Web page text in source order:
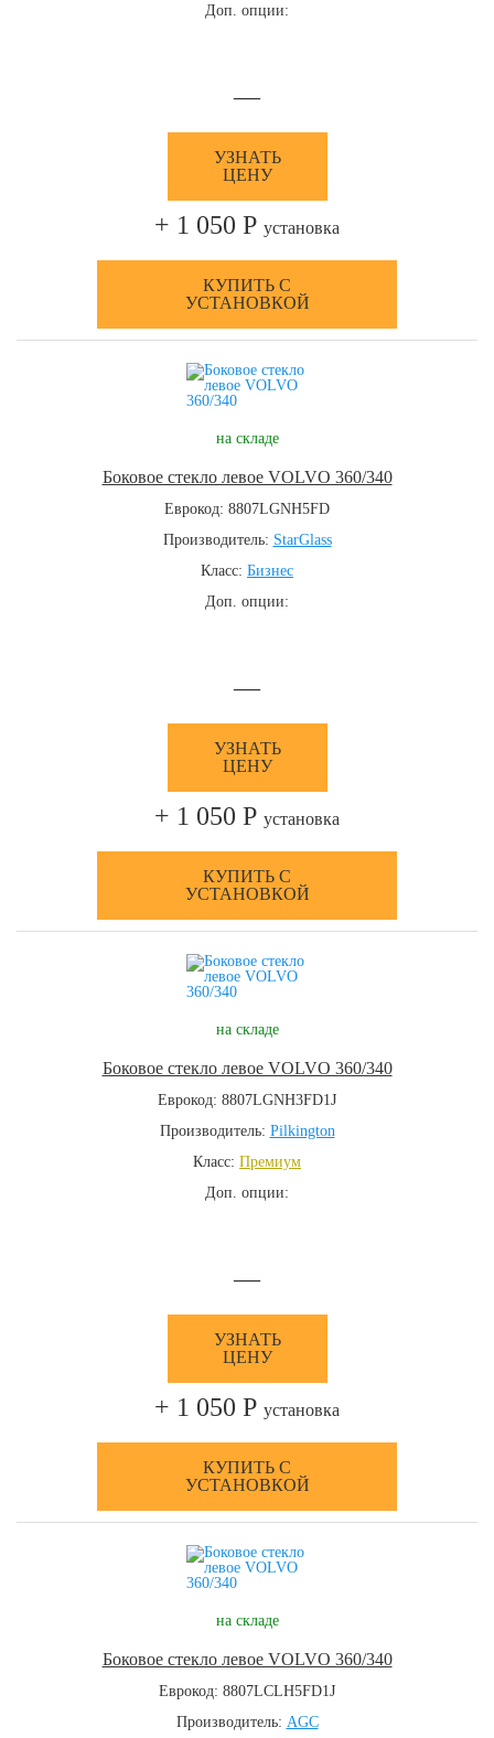
Доп. опции:
—
УЗНАТЬ
ЦЕНУ
+ 1 050 Р установка
КУПИТЬ С
УСТАНОВКОЙ
на складе
Боковое стекло левое VOLVO 360/340
Еврокод: 8807LGNH5FD
Производитель: StarGlass
Класс: Бизнес
Доп. опции:
—
УЗНАТЬ
ЦЕНУ
+ 1 050 Р установка
КУПИТЬ С
УСТАНОВКОЙ
на складе
Боковое стекло левое VOLVO 360/340
Еврокод: 8807LGNH3FD1J
Производитель: Pilkington
Класс: Премиум
Доп. опции:
—
УЗНАТЬ
ЦЕНУ
+ 1 050 Р установка
КУПИТЬ С
УСТАНОВКОЙ
на складе
Боковое стекло левое VOLVO 360/340
Еврокод: 8807LCLH5FD1J
Производитель: AGC